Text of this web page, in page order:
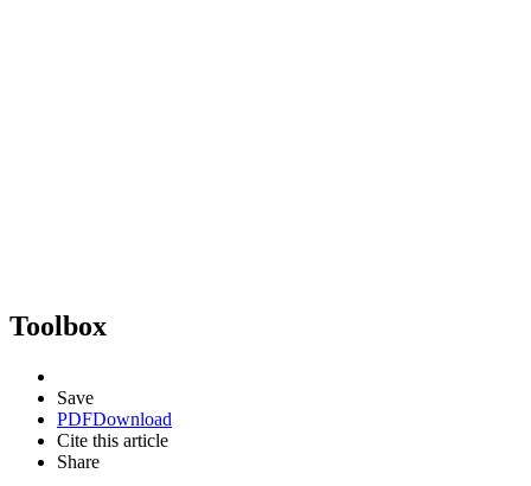
Toolbox
Save
PDFDownload
Cite this article
Share